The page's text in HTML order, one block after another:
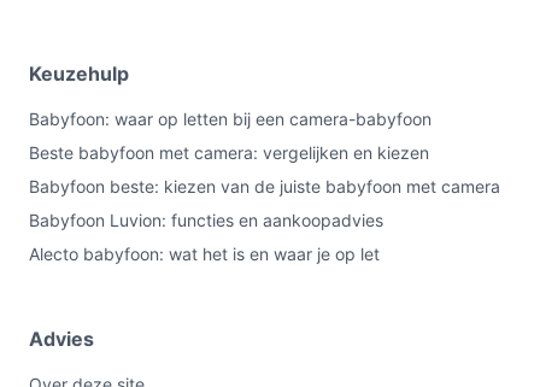
Keuzehulp
Babyfoon: waar op letten bij een camera-babyfoon
Beste babyfoon met camera: vergelijken en kiezen
Babyfoon beste: kiezen van de juiste babyfoon met camera
Babyfoon Luvion: functies en aankoopadvies
Alecto babyfoon: wat het is en waar je op let
Advies